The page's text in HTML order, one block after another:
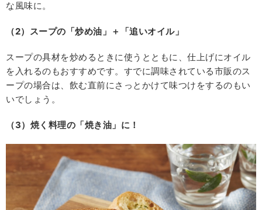
な風味に。
（2）スープの「炒め油」＋「追いオイル」
スープの具材を炒めるときに使うとともに、仕上げにオイル
を入れるのもおすすめです。すでに調味されている市販のス
ープの場合は、飲む直前にさっとかけて味つけをするのもい
いでしょう。
（3）焼く料理の「焼き油」に！